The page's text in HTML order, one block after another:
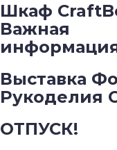
Шкаф
Важная
Выставка
Рукоделия
ОТПУСК!